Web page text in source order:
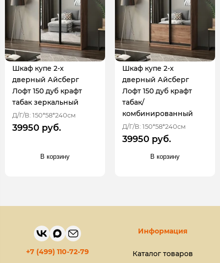
Шкаф купе 2-х
дверный Айсберг
Лофт 150 дуб крафт
табак зеркальный
Д/Г/В: 150*58*240см
39950 руб.
В корзину
Шкаф купе 2-х
дверный Айсберг
Лофт 150 дуб крафт
табак/
комбинированный
Д/Г/В: 150*58*240см
39950 руб.
В корзину
+7 (499) 110-72-79
Информация
Каталог товаров